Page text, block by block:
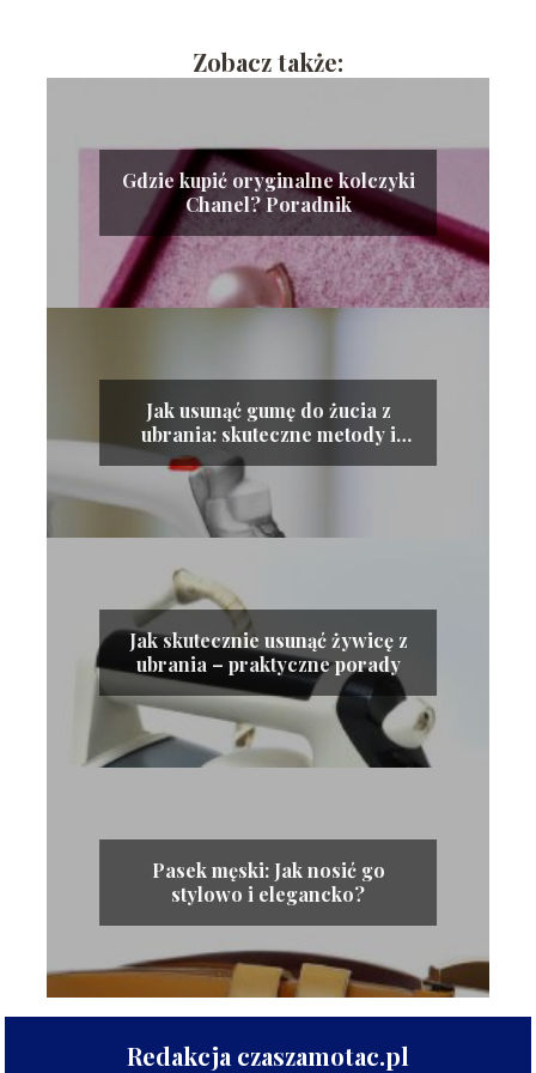
Zobacz także:
Gdzie kupić oryginalne kolczyki
Chanel? Poradnik
Jak usunąć gumę do żucia z
ubrania: skuteczne metody i
porady
Jak skutecznie usunąć żywicę z
ubrania – praktyczne porady
Pasek męski: Jak nosić go
stylowo i elegancko?
Redakcja czaszamotac.pl